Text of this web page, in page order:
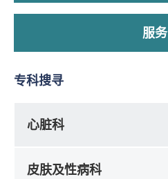
服务
专科搜寻
心脏科
皮肤及性病科